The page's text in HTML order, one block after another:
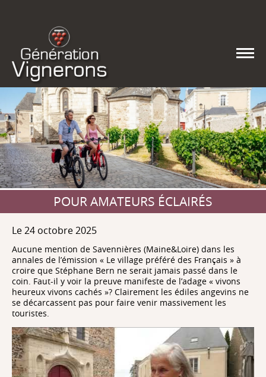
POUR AMATEURS ÉCLAIRÉS
Le 24 octobre 2025
Aucune mention de Savennières (Maine&Loire) dans les
annales de l’émission « Le village préféré des Français » à
croire que Stéphane Bern ne serait jamais passé dans le
coin. Faut-il y voir la preuve manifeste de l’adage « vivons
heureux vivons cachés »? Clairement les édiles angevins ne
se décarcassent pas pour faire venir massivement les
touristes.